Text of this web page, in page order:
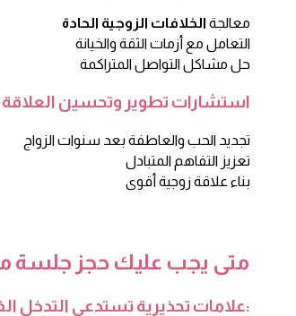
معالجة الخلافات الزوجية الحادة
استشارات تطوير وتحسين العلاقة
متى يجب عليك حجز جلسة
علامات تحذيرية تستدعي التدخل الفوري: